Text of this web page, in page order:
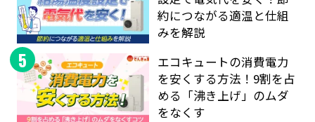
約につながる適温と仕組
みを解説
5
エコキュートの消費電力
を安くする方法！9割を占
める「沸き上げ」のムダ
をなくす